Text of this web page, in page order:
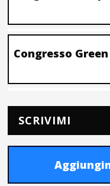
Congresso
SCRIVIMI